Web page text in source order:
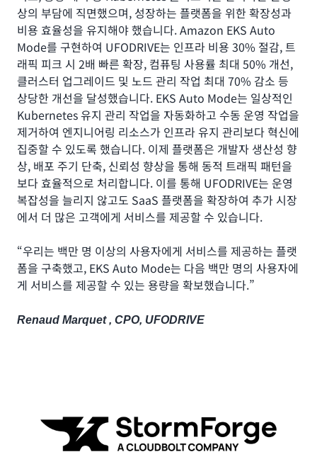
상의 부담에 직면했으며, 성장하는 플랫폼을 위한 확장성과
비용 효율성을 유지해야 했습니다. Amazon EKS Auto
Mode를 구현하여 UFODRIVE는 인프라 비용 30% 절감, 트
래픽 피크 시 2배 빠른 확장, 컴퓨팅 사용률 최대 50% 개선,
클러스터 업그레이드 및 노드 관리 작업 최대 70% 감소 등
상당한 개선을 달성했습니다. EKS Auto Mode는 일상적인
Kubernetes 유지 관리 작업을 자동화하고 수동 운영 작업을
제거하여 엔지니어링 리소스가 인프라 유지 관리보다 혁신에
집중할 수 있도록 했습니다. 이제 플랫폼은 개발자 생산성 향
상, 배포 주기 단축, 신뢰성 향상을 통해 동적 트래픽 패턴을
보다 효율적으로 처리합니다. 이를 통해 UFODRIVE는 운영
복잡성을 늘리지 않고도 SaaS 플랫폼을 확장하여 추가 시장
에서 더 많은 고객에게 서비스를 제공할 수 있습니다.
“우리는 백만 명 이상의 사용자에게 서비스를 제공하는 플랫
폼을 구축했고, EKS Auto Mode는 다음 백만 명의 사용자에
게 서비스를 제공할 수 있는 용량을 확보했습니다.”
Renaud Marquet , CPO, UFODRIVE